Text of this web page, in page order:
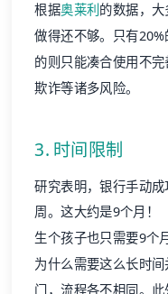
根据奥莱利 的数据，
做得还不够。只有
的则只能凑合使用不
欺诈等诸多风险。
3. 时间限制
研究表明，银行手动
周。这大约是9个月！
生个孩子也只需要9个月
为什么需要这么长时
门，流程各不相同。此